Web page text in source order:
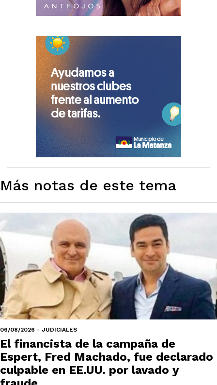
Más notas de este tema
06/08/2026 - JUDICIALES
El financista de la campaña de
Espert, Fred Machado, fue declarado
culpable en EE.UU. por lavado y